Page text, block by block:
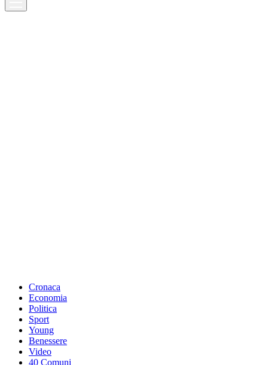
Cronaca
Economia
Politica
Sport
Young
Benessere
Video
40 Comuni